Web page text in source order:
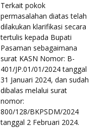
Terkait pokok
permasalahan diatas telah
dilakukan klarifikasi secara
tertulis kepada Bupati
Pasaman sebagaimana
surat KASN Nomor: B-
401/JP.01/01/2024 tanggal
31 Januari 2024, dan sudah
dibalas melalui surat
nomor:
800/128/BKPSDM/2024
tanggal 2 Februari 2024.